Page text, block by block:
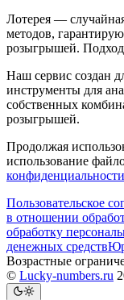
Лотерея —
методов,
розыгрышей.
Наш сервис создан
инструменты для
собственных
розыгрышей.
Продолжая
использование
конфиденциальности
Пользовательское
в отношении
обработку
денежных средств
Возрастные
© Lucky-numbers.ru